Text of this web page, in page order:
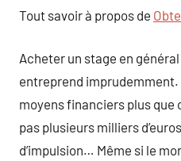
Tout savoir à propos de
Acheter un stage en général
entreprend imprudemment.
moyens financiers plus que
pas plusieurs milliers
d’impulsion… Même si le